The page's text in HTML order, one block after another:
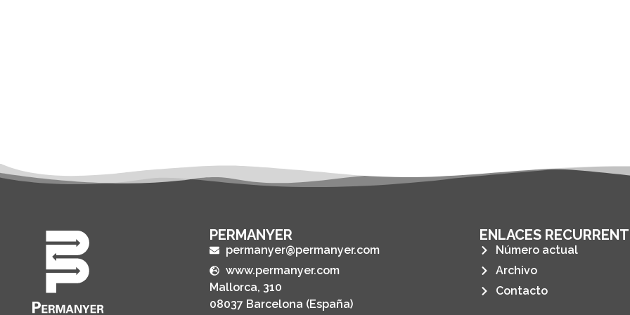
PERMANYER
permanyer@permanyer.com
www.permanyer.com
Mallorca, 310
08037 Barcelona (España)
ENLACES
Número actual
Archivo
Contacto